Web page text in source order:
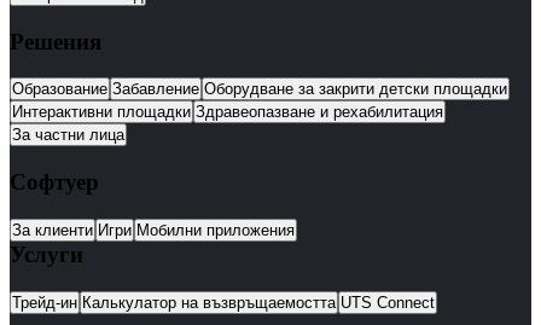
Решения
Образование Забавление Оборудване за закрити детски площадки
Интерактивни площадки Здравеопазване и рехабилитация
За частни лица
Софтуер
За клиенти Игри Мобилни приложения
Услуги
Трейд-ин Калькулатор на възвръщаемостта UTS Connect